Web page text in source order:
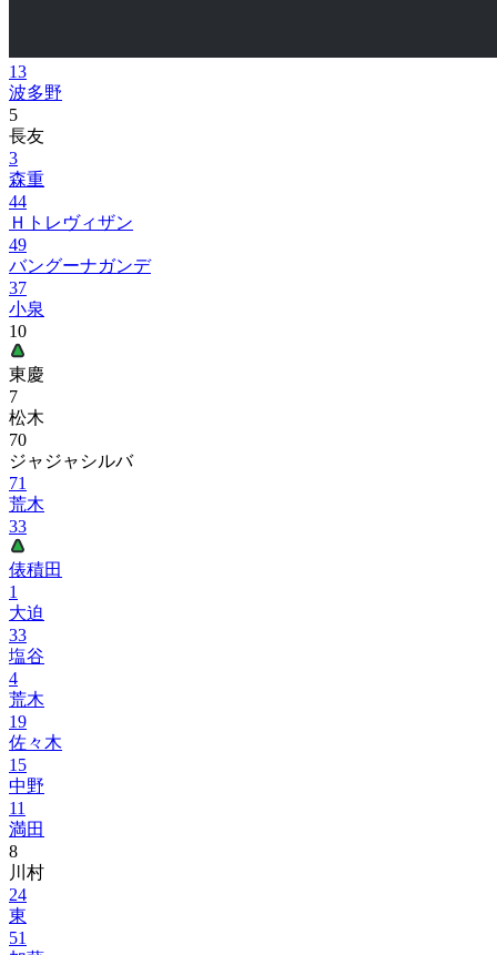
13
波多野
5
長友
3
森重
44
Ｈトレヴィザン
49
バングーナガンデ
37
小泉
10
東慶
7
松木
70
ジャジャシルバ
71
荒木
33
俵積田
1
大迫
33
塩谷
4
荒木
19
佐々木
15
中野
11
満田
8
川村
24
東
51